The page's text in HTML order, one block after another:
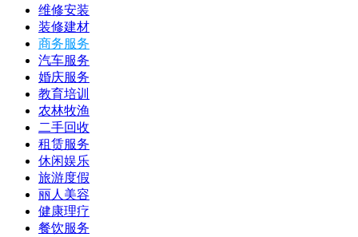
维修安装
装修建材
商务服务
汽车服务
婚庆服务
教育培训
农林牧渔
二手回收
租赁服务
休闲娱乐
旅游度假
丽人美容
健康理疗
餐饮服务